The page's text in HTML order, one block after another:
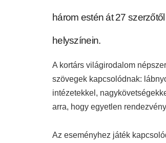
három estén át 27
helyszínein.
A kortárs világirodalom
szövegek kapcsolódnak:
intézetekkel,
arra, hogy egyetlen
Az eseményhez játék